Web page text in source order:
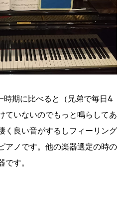
期に比べると（兄弟で毎日4
ていないのでもっと鳴らしてあ
く良い音がするしフィーリング
アノです。他の楽器選定の時の
す。